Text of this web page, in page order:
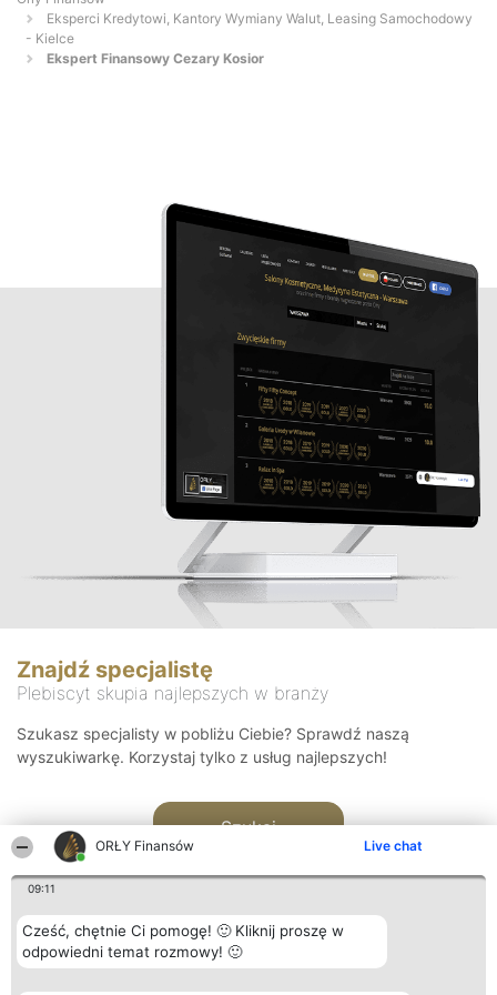
ORŁY Finansów Live chat
09:11
Cześć, chętnie Ci pomogę! 🙂 Kliknij proszę w
odpowiedni temat rozmowy! 🙂
Eksperci Kredytowi, Kantory Wymiany Walut, Leasing Samochodowy
- Kielce
Ekspert Finansowy Cezary Kosior
Znajdź specjalistę
Plebiscyt skupia najlepszych w branży
Szukasz specjalisty w pobliżu Ciebie? Sprawdź naszą
wyszukiwarkę. Korzystaj tylko z usług najlepszych!
Szukaj
Organizator plebiscytu Plebiscyt Kontakt